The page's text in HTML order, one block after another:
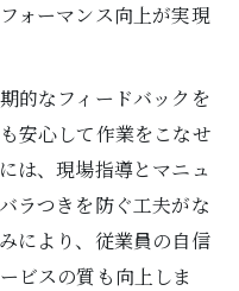
ォーマンス向上が実現
的なフィードバックを
安心して作業をこなせ
は、現場指導とマニュ
ラつきを防ぐ工夫がな
により、従業員の自信
ビスの質も向上しま